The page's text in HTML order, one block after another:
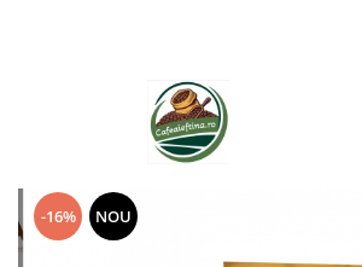
-16% NOU